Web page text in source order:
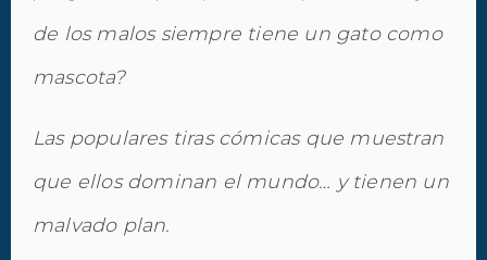
de los malos siempre tiene un gato como
mascota?
Las populares tiras cómicas que muestran
que ellos dominan el mundo… y tienen un
malvado plan.